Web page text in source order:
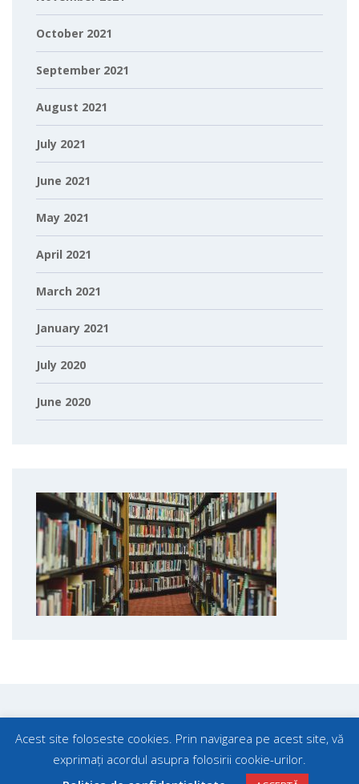
October 2021
September 2021
August 2021
July 2021
June 2021
May 2021
April 2021
March 2021
January 2021
July 2020
June 2020
Acest site foloseste cookies. Prin navigarea pe acest site, vă
exprimați acordul asupra folosirii cookie-urilor.